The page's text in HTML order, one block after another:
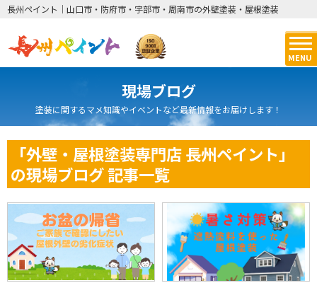
長州ペイント｜山口市・防府市・宇部市・周南市の外壁塗装・屋根塗装
MENU
現場ブログ
塗装に関するマメ知識やイベントなど最新情報をお届けします！
「外壁・屋根塗装専門店 長州ペイント」
の現場ブログ 記事一覧